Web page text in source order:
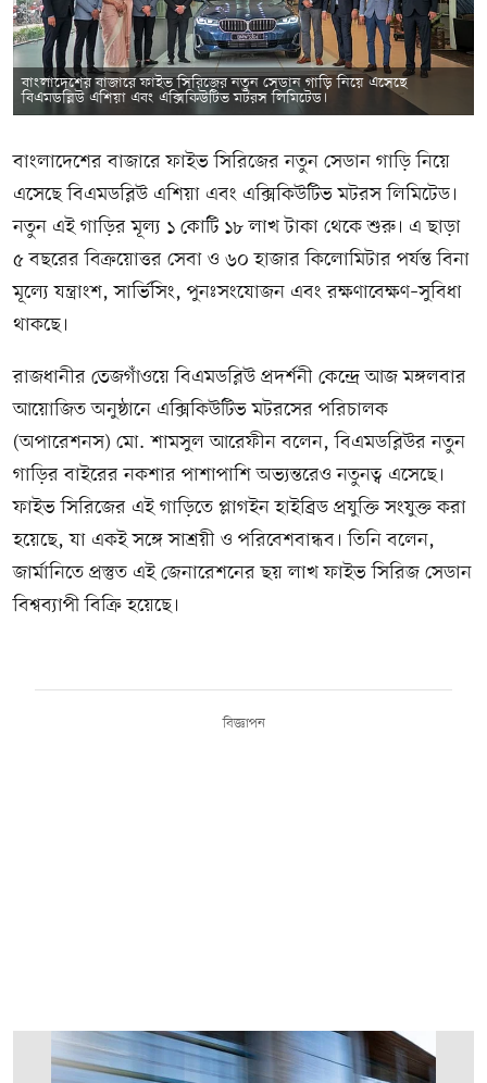
বাংলাদেশের বাজারে ফাইভ সিরিজের নতুন সেডান গাড়ি নিয়ে এসেছে
বিএমডব্লিউ এশিয়া এবং এক্সিকিউটিভ মটরস লিমিটেড।
বাংলাদেশের বাজারে ফাইভ সিরিজের নতুন সেডান গাড়ি নিয়ে
এসেছে বিএমডব্লিউ এশিয়া এবং এক্সিকিউটিভ মটরস লিমিটেড।
নতুন এই গাড়ির মূল্য ১ কোটি ১৮ লাখ টাকা থেকে শুরু। এ ছাড়া
৫ বছরের বিক্রয়োত্তর সেবা ও ৬০ হাজার কিলোমিটার পর্যন্ত বিনা
মূল্যে যন্ত্রাংশ, সার্ভিসিং, পুনঃসংযোজন এবং রক্ষণাবেক্ষণ–সুবিধা
থাকছে।
রাজধানীর তেজগাঁওয়ে বিএমডব্লিউ প্রদর্শনী কেন্দ্রে আজ মঙ্গলবার
আয়োজিত অনুষ্ঠানে এক্সিকিউটিভ মটরসের পরিচালক
(অপারেশনস) মো. শামসুল আরেফীন বলেন, বিএমডব্লিউর নতুন
গাড়ির বাইরের নকশার পাশাপাশি অভ্যন্তরেও নতুনত্ব এসেছে।
ফাইভ সিরিজের এই গাড়িতে প্লাগইন হাইব্রিড প্রযুক্তি সংযুক্ত করা
হয়েছে, যা একই সঙ্গে সাশ্রয়ী ও পরিবেশবান্ধব। তিনি বলেন,
জার্মানিতে প্রস্তুত এই জেনারেশনের ছয় লাখ ফাইভ সিরিজ সেডান
বিশ্বব্যাপী বিক্রি হয়েছে।
বিজ্ঞাপন